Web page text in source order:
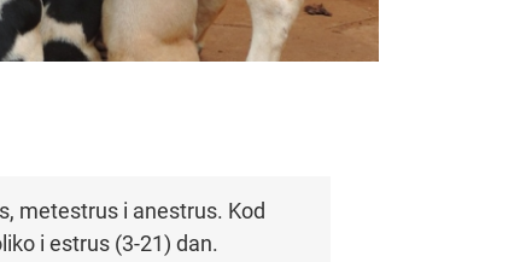
metestrus i anestrus. Kod
i estrus (3-21) dan.